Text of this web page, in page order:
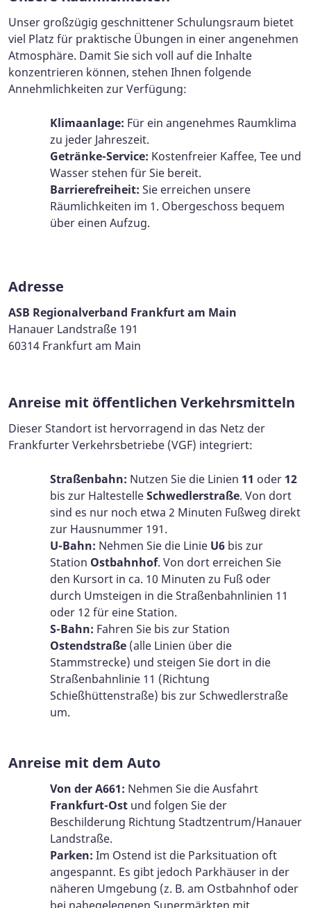
Unser großzügig geschnittener Schulungsraum bietet
viel Platz für praktische Übungen in einer angenehmen
Atmosphäre. Damit Sie sich voll auf die Inhalte
konzentrieren können, stehen Ihnen folgende
Annehmlichkeiten zur Verfügung:
Klimaanlage: Für ein angenehmes Raumklima
zu jeder Jahreszeit.
Getränke-Service: Kostenfreier Kaffee, Tee und
Wasser stehen für Sie bereit.
Barrierefreiheit: Sie erreichen unsere
Räumlichkeiten im 1. Obergeschoss bequem
über einen Aufzug.
Adresse
ASB Regionalverband Frankfurt am Main
Hanauer Landstraße 191
60314 Frankfurt am Main
Anreise mit öffentlichen Verkehrsmitteln
Dieser Standort ist hervorragend in das Netz der
Frankfurter Verkehrsbetriebe (VGF) integriert:
Straßenbahn: Nutzen Sie die Linien 11 oder 12
bis zur HaltestelleSchwedlerstraße. Von dort
sind es nur noch etwa 2 Minuten Fußweg direkt
zur Hausnummer 191.
U-Bahn: Nehmen Sie die Linie U6 bis zur
Station Ostbahnhof. Von dort erreichen Sie
den Kursort in ca. 10 Minuten zu Fuß oder
durch Umsteigen in die Straßenbahnlinien 11
oder 12 für eine Station.
S-Bahn: Fahren Sie bis zur Station
Ostendstraße (alle Linien über die
Stammstrecke) und steigen Sie dort in die
Straßenbahnlinie 11 (Richtung
Schießhüttenstraße) bis zur Schwedlerstraße
um.
Anreise mit dem Auto
Von der A661: Nehmen Sie die Ausfahrt
Frankfurt-Ost und folgen Sie der
Beschilderung Richtung Stadtzentrum/Hanauer
Landstraße.
Parken: Im Ostend ist die Parksituation oft
angespannt. Es gibt jedoch Parkhäuser in der
näheren Umgebung (z. B. am Ostbahnhof oder